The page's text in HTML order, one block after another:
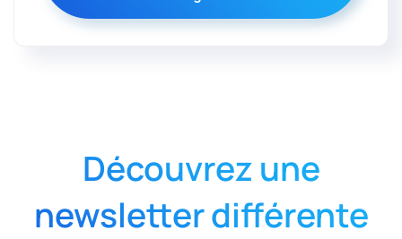
Découvrez une
newsletter différente